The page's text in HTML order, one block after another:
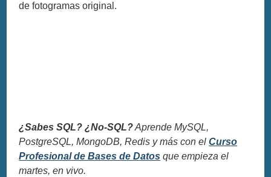
de fotogramas original.
¿Sabes SQL? ¿No-SQL?Aprende MySQL,
PostgreSQL, MongoDB, Redis y más con elCurso
Profesional de Bases de Datos que empieza el
martes, en vivo.